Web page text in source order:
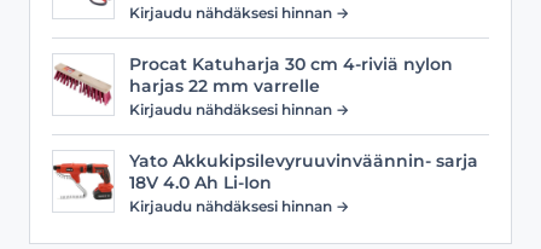
Kirjaudu nähdäksesi hinnan →
Procat Katuharja 30 cm 4-riviä nylon
harjas 22 mm varrelle
Kirjaudu nähdäksesi hinnan →
Yato Akkukipsilevyruuvinväännin- sarja
18V 4.0 Ah Li-Ion
Kirjaudu nähdäksesi hinnan →